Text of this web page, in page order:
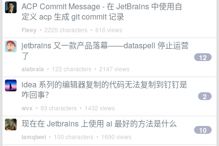
ACP Commit Message - 在 JetBrains 中使用自
定义 acp 生成 git commit 记录
Fleey • 2225 characters • 616 views
jetbrains 又一款产品落幕——dataspell 停止运营
了
alabrala • 122 characters • 2147 views
12
idea 系列的编辑器复制的代码无法复制到钉钉是
咋回事？
wvx • 93 characters • 1432 views
2
现在在 Jetbrains 上使用 ai 最好的方法是什么
iamqiwei • 100 characters • 1690 views
10